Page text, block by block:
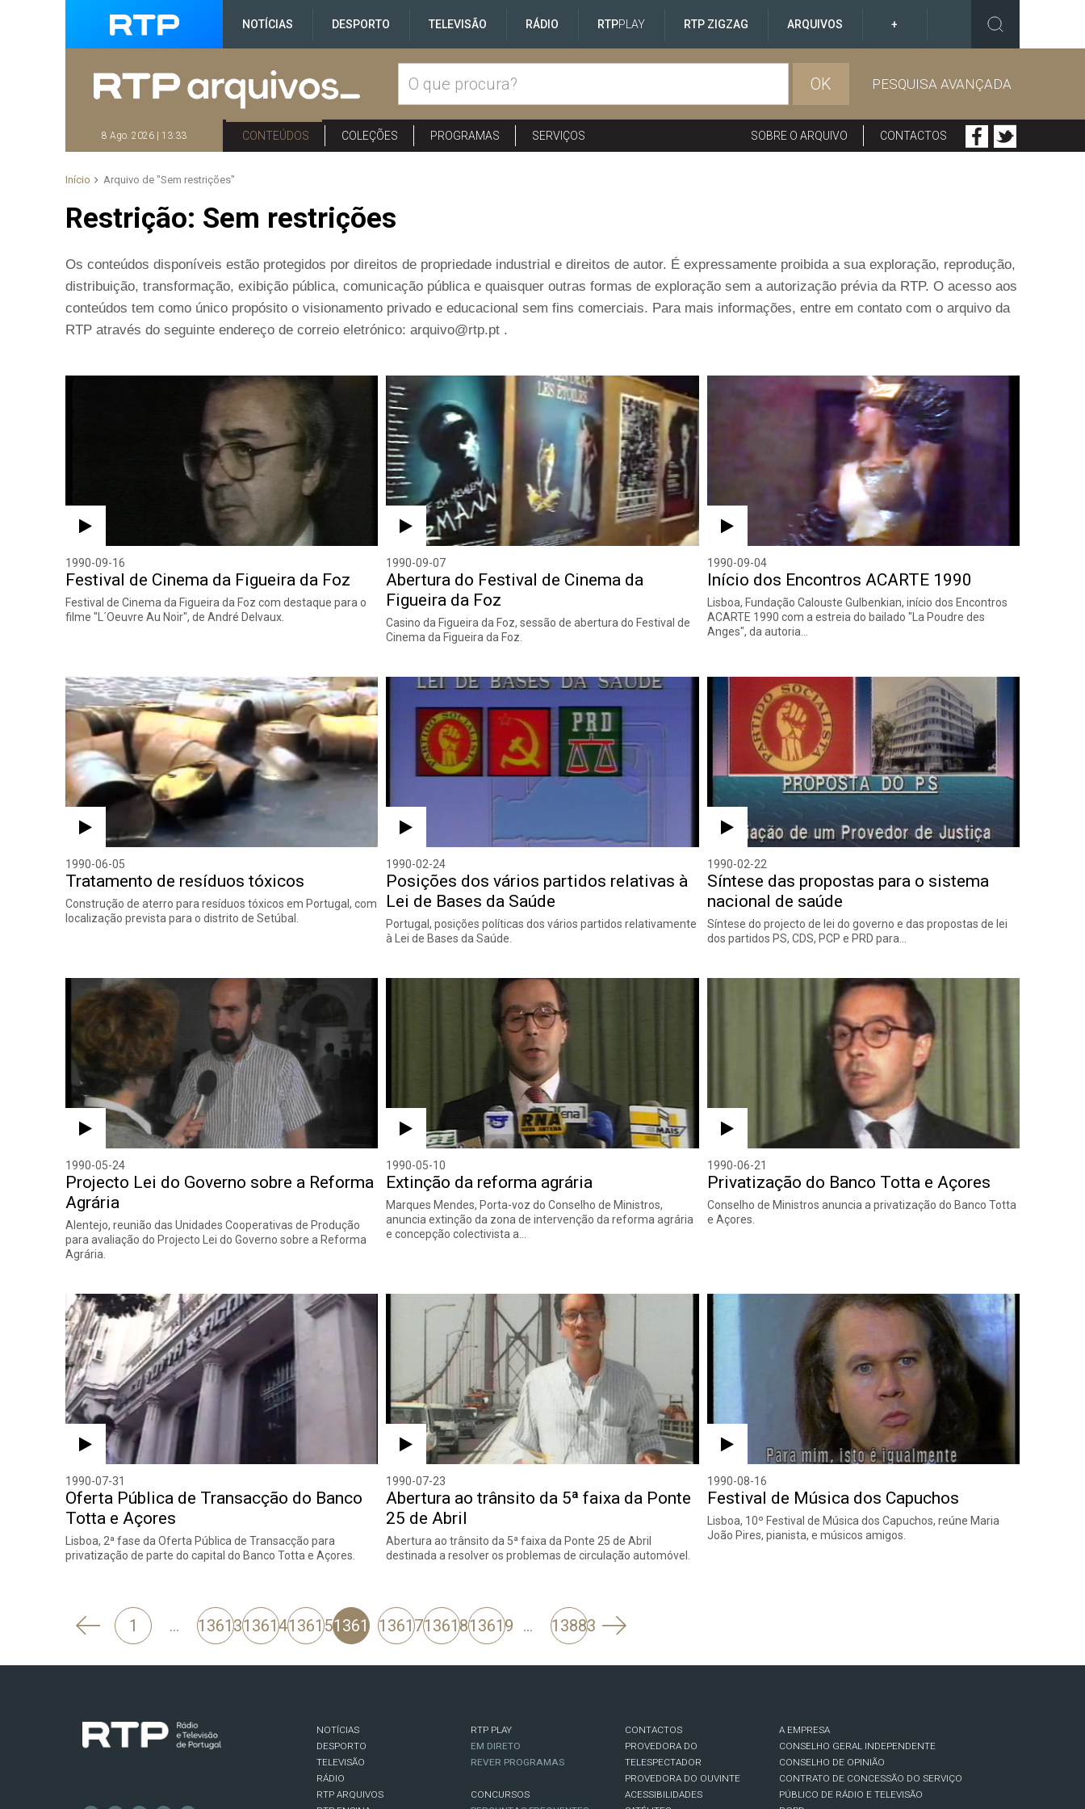
NOTÍCIAS DESPORTO TELEVISÃO RÁDIO RTPPLAY RTP ZIGZAG ARQUIVOS +
OK PESQUISA AVANÇADA
8 Ago. 2026 | 13:33 CONTEÚDOS COLEÇÕES PROGRAMAS SERVIÇOS SOBRE O ARQUIVO CONTACTOS
Início Arquivo de "Sem restrições"
Restrição: Sem restrições
Os conteúdos disponíveis estão protegidos por direitos de propriedade industrial e direitos de autor. É expressamente proibida a sua exploração, reprodução,
distribuição, transformação, exibição pública, comunicação pública e quaisquer outras formas de exploração sem a autorização prévia da RTP. O acesso aos
conteúdos tem como único propósito o visionamento privado e educacional sem fins comerciais. Para mais informações, entre em contato com o arquivo da
RTP através do seguinte endereço de correio eletrónico: arquivo@rtp.pt .
1990-09-16
Festival de Cinema da Figueira da Foz
Festival de Cinema da Figueira da Foz com destaque para o
filme "L´Oeuvre Au Noir", de André Delvaux.
1990-09-07
Abertura do Festival de Cinema da
Figueira da Foz
Casino da Figueira da Foz, sessão de abertura do Festival de
Cinema da Figueira da Foz.
1990-09-04
Início dos Encontros ACARTE 1990
Lisboa, Fundação Calouste Gulbenkian, início dos Encontros
ACARTE 1990 com a estreia do bailado "La Poudre des
Anges", da autoria…
1990-06-05
Tratamento de resíduos tóxicos
Construção de aterro para resíduos tóxicos em Portugal, com
localização prevista para o distrito de Setúbal.
1990-02-24
Posições dos vários partidos relativas à
Lei de Bases da Saúde
Portugal, posições políticas dos vários partidos relativamente
à Lei de Bases da Saúde.
1990-02-22
Síntese das propostas para o sistema
nacional de saúde
Síntese do projecto de lei do governo e das propostas de lei
dos partidos PS, CDS, PCP e PRD para…
1990-05-24
Projecto Lei do Governo sobre a Reforma
Agrária
Alentejo, reunião das Unidades Cooperativas de Produção
para avaliação do Projecto Lei do Governo sobre a Reforma
Agrária.
1990-05-10
Extinção da reforma agrária
Marques Mendes, Porta-voz do Conselho de Ministros,
anuncia extinção da zona de intervenção da reforma agrária
e concepção colectivista a…
1990-06-21
Privatização do Banco Totta e Açores
Conselho de Ministros anuncia a privatização do Banco Totta
e Açores.
1990-07-31
Oferta Pública de Transacção do Banco
Totta e Açores
Lisboa, 2ª fase da Oferta Pública de Transacção para
privatização de parte do capital do Banco Totta e Açores.
1990-07-23
Abertura ao trânsito da 5ª faixa da Ponte
25 de Abril
Abertura ao trânsito da 5ª faixa da Ponte 25 de Abril
destinada a resolver os problemas de circulação automóvel.
1990-08-16
Festival de Música dos Capuchos
Lisboa, 10º Festival de Música dos Capuchos, reúne Maria
João Pires, pianista, e músicos amigos.
'
Anterior
1 … 13613136141361513616136171361813619 … 13883 Seguinte
NOTÍCIAS
DESPORTO
TELEVISÃO
RÁDIO
RTP ARQUIVOS
RTP PLAY
EM DIRETO
REVER PROGRAMAS
CONCURSOS
CONTACTOS
PROVEDORA DO
TELESPECTADOR
PROVEDORA DO OUVINTE
ACESSIBILIDADES
A EMPRESA
CONSELHO GERAL INDEPENDENTE
CONSELHO DE OPINIÃO
CONTRATO DE CONCESSÃO DO SERVIÇO
PÚBLICO DE RÁDIO E TELEVISÃO